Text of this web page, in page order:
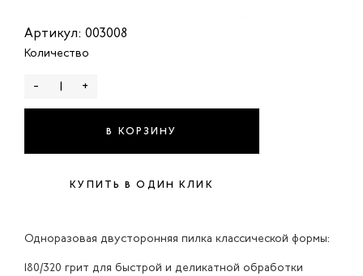
Артикул: 003008
Количество
- +
В КОРЗИНУ
КУПИТЬ В ОДИН КЛИК
Одноразовая двусторонняя пилка классической формы:
180/320 грит для быстрой и деликатной обработки